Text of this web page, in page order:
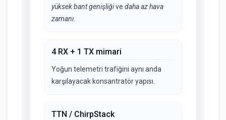
yüksek bant genişliğive daha az hava
zamanı
4 RX + 1 TX mimari
Yoğun telemetri trafiğini aynı anda
karşılayacak konsantratör yapısı.
TTN / ChirpStack